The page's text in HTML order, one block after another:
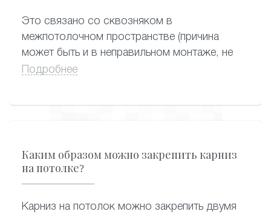
Это связано со сквозняком в
межпотолочном пространстве (причина
может быть и в неправильном монтаже, не
запенили отверстие под люстру в плите
Подробнее
Каким образом можно закрепить карниз
на потолке?
Карниз на потолок можно закрепить двумя